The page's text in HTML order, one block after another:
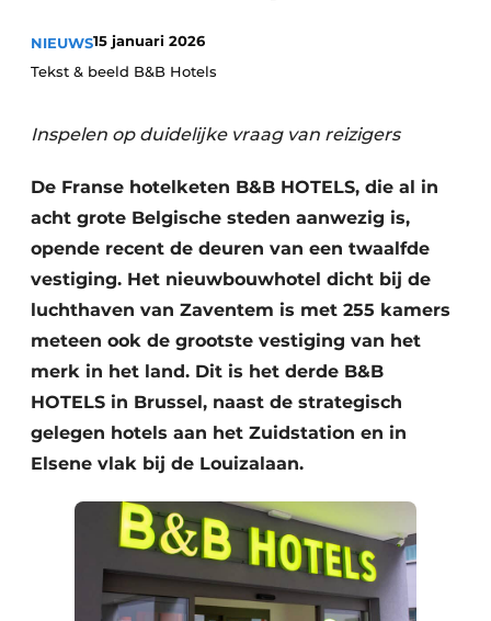
NIEUWS15 januari 2026
Tekst & beeld B&B Hotels
Inspelen op duidelijke vraag van reizigers
De Franse hotelketen B&B HOTELS, die al in
acht grote Belgische steden aanwezig is,
opende recent de deuren van een twaalfde
vestiging. Het nieuwbouwhotel dicht bij de
luchthaven van Zaventem is met 255 kamers
meteen ook de grootste vestiging van het
merk in het land. Dit is het derde B&B
HOTELS in Brussel, naast de strategisch
gelegen hotels aan het Zuidstation en in
Elsene vlak bij de Louizalaan.